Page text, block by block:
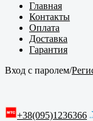
Главная
Контакты
Оплата
Доставка
Гарантия
Вход с паролем/
+38(095)1236366